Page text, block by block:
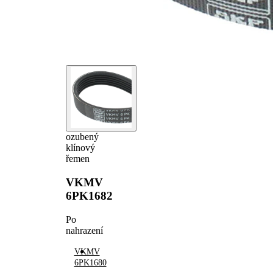
ozubený
klínový
řemen
VKMV
6PK1682
Po
nahrazení
VKMV
6PK1680